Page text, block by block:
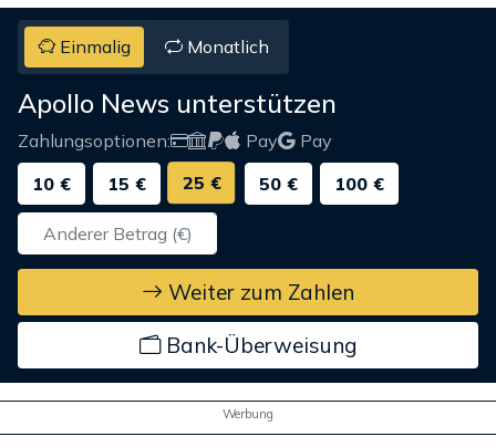
Einmalig Monatlich
Apollo News unterstützen
Zahlungsoptionen: Pay
Pay
10 €
15 € 25 € 50 € 100 €
Weiter zum Zahlen
Bank-Überweisung
Werbung